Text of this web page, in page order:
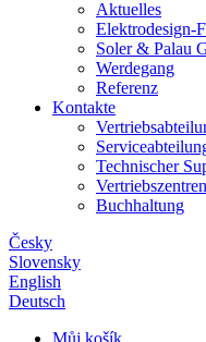
Aktuelles
Elektrodesign-
Soler & Palau
Werdegang
Referenz
Kontakte
Technischer
Vertriebszentren
Buchhaltung
Česky
Slovensky
English
Deutsch
Můj košík